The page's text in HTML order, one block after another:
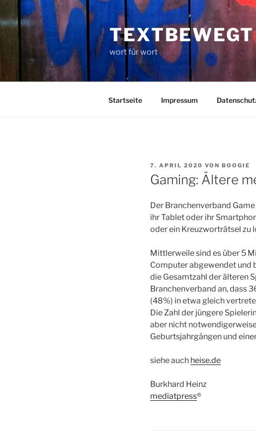
Inhalt
springen
TEXTBEWEGT
wort für wort
Startseite Impressum
VERÖFFENTLICHT
AM
7. APRIL 2020 VON BOOGIE
Gaming: Ältere
Der Branchenverband
ihr Tablet oder ihr
oder ein Kreuzworträtsel zu
Mittlerweile sind es über 5
Computer abgewendet und
die Gesamtzahl der älteren
Branchenverband an, dass
(48%) in etwa gleich
Die Zahl der jüngere
aber nicht
Geburtsjahrgängen und
siehe auch heise.de
Burkhard Heinz
mediatpress®